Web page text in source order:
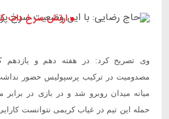
ارتش سرخ دات
وی تصریح کرد: در هفته دهم و یازدهم
مصدومیت در ترکیب پرسپولیس حضور نداشت
میانه میدان روبرو شد و در بازی در
حمله این تیم در غیاب کریمی نتوانست